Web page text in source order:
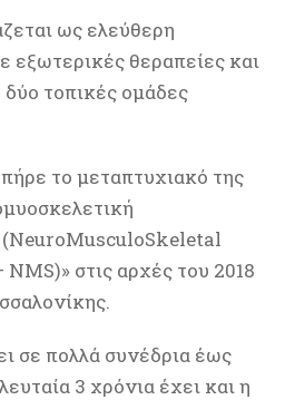
ως ελεύθερη
εξωτερικές θεραπείες και
τοπικές ομάδες
το μεταπτυχιακό της
(NeuroMusculoSkeletal
στις αρχές του 2018
σε πολλά συνέδρια έως
3 χρόνια έχει και η